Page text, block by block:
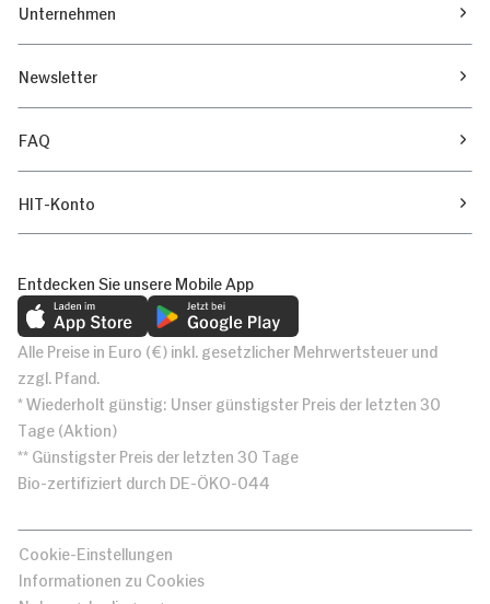
Unternehmen
Newsletter
FAQ
HIT-Konto
Entdecken Sie unsere Mobile App
Alle Preise in Euro (€) inkl. gesetzlicher Mehrwertsteuer und
zzgl. Pfand.
* Wiederholt günstig: Unser günstigster Preis der letzten 30
Tage (Aktion)
** Günstigster Preis der letzten 30 Tage
Bio-zertifiziert durch DE-ÖKO-044
Cookie-Einstellungen
Informationen zu Cookies